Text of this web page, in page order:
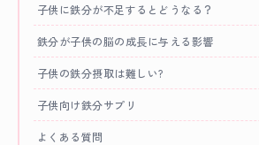
子供に鉄分が不足するとどうなる？
鉄分が子供の脳の成長に与える影響
子供の鉄分摂取は難しい?
子供向け鉄分サプリ
よくある質問